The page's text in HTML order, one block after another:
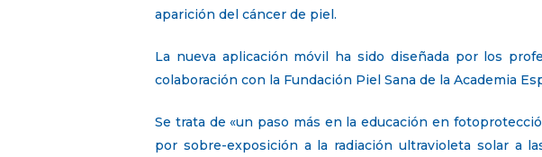
aparición del cáncer de piel.
La nueva aplicación móvil ha sido diseñada por los
colaboración con la Fundación Piel Sana de la Academia
Se trata de «un paso más en la educación en
por sobre-exposición a la radiación ultravioleta solar a